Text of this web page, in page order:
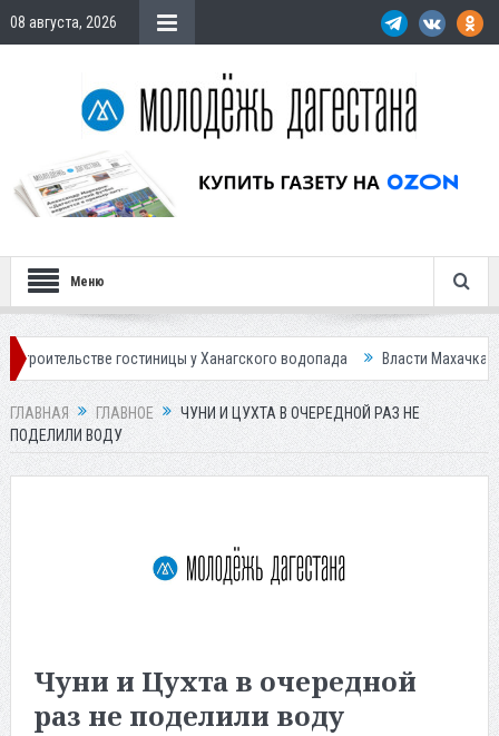
08 августа, 2026
Меню
гостиницы у Ханагского водопада Власти Махачкалы планирует
ГЛАВНАЯ ГЛАВНОЕ
ЧУНИ И ЦУХТА В ОЧЕРЕДНОЙ РАЗ НЕ
ПОДЕЛИЛИ ВОДУ
Чуни и Цухта в очередной
раз не поделили воду